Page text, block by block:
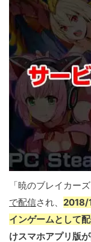
「暁のブレイカーズ
で配信され、 2018/
インゲームとして
けスマホアプリ版